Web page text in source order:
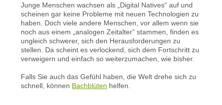
Junge Menschen wachsen als „Digital Natives“ auf und
scheinen gar keine Probleme mit neuen Technologien zu
haben. Doch viele andere Menschen, vor allem wenn sie
noch aus einem „analogen Zeitalter“ stammen, finden es
ungleich schwerer, sich den Herausforderungen zu
stellen. Da scheint es verlockend, sich dem Fortschritt zu
verweigern und einfach so weiterzumachen, wie bisher.
Falls Sie auch das Gefühl haben, die Welt drehe sich zu
schnell, können Bachblüten helfen.